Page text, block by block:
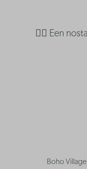
👯‍♂️ Een
Boho